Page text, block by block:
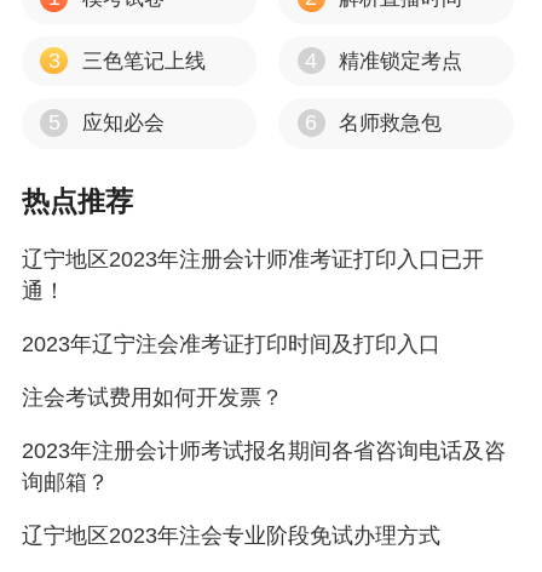
的方式报名。
1.首次报名人员填报的国（境）内学历信息，原
教育学生信息网”进行认证；持国（境）外学历的
教育部留学服务中心出具的学历认证书编号，由
认证。
国（境）内应届毕业生报名人员的学历信息将由
中注协于2024年8月2日统一提交“中国高等教育
学生信息网”进行认证。持国（境）外学历的应届
毕业生报名人员，应当于2024年7月22日-8月2日
3 三色笔记上线 4 精准锁定考点
5 应知必会 6 名师救急包
热点推荐
辽宁地区2023年注册会计师准考证打印入口已开
通！
2023年辽宁注会准考证打印时间及打印入口
注会考试费用如何开发票？
2023年注册会计师考试报名期间各省咨询电话及咨
询邮箱？
辽宁地区2023年注会专业阶段免试办理方式